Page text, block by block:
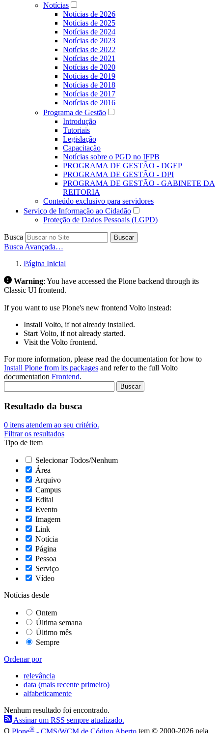
Notícias
Notícias de 2026
Notícias de 2025
Notícias de 2024
Notícias de 2023
Notícias de 2022
Notícias de 2021
Notícias de 2020
Notícias de 2019
Notícias de 2018
Notícias de 2017
Notícias de 2016
Programa de Gestão
Introdução
Tutoriais
Legislação
Capacitação
Notícias sobre o PGD no IFPB
PROGRAMA DE GESTÃO - DGEP
PROGRAMA DE GESTÃO - DPI
PROGRAMA DE GESTÃO - GABINETE DA
REITORIA
Conteúdo exclusivo para servidores
Serviço de Informação ao Cidadão
Proteção de Dados Pessoais (LGPD)
Busca Buscar
Busca Avançada…
Página Inicial
Warning: You have accessed the Plone backend through its
Classic UI frontend.
If you want to use Plone's new frontend Volto instead:
Install Volto, if not already installed.
Start Volto, if not already started.
Visit the Volto frontend.
For more information, please read the documentation for how to
Install Plone from its packages and refer to the full Volto
documentation Frontend.
Resultado da busca
0 itens atendem ao seu critério.
Filtrar os resultados
Tipo de item
Selecionar Todos/Nenhum
Área
Arquivo
Campus
Edital
Evento
Imagem
Link
Notícia
Página
Pessoa
Serviço
Vídeo
Notícias desde
Ontem
Última semana
Último mês
Sempre
Ordenar por
relevância
data (mais recente primeiro)
alfabeticamente
Nenhum resultado foi encontrado.
Assinar um RSS sempre atualizado.
O Plone® - CMS/WCM de Código Aberto tem © 2000-2026 pela